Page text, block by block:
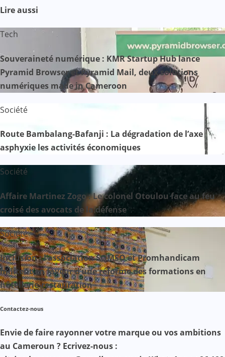
Lire aussi
Tech
Souveraineté numérique : KMR Startup Hub lance
Pyramid Browser et Pyramid Mail, deux solutions
numériques made in Cameroon
Société
Route Bambalang-Bafanji : La dégradation de l’axe
asphyxie les activités économiques
Société
Affaire Martinez Zogo : Le colonel Otoulou face au feu
croisé des avocats de la défense
Société
Inclusion : l’association SOMSO et Promhandicam
militent en faveur d’une réforme des formations en
hôtellerie-restauration
Contactez-nous
Envie de faire rayonner votre marque ou vos ambitions
au Cameroun ? Ecrivez-nous :